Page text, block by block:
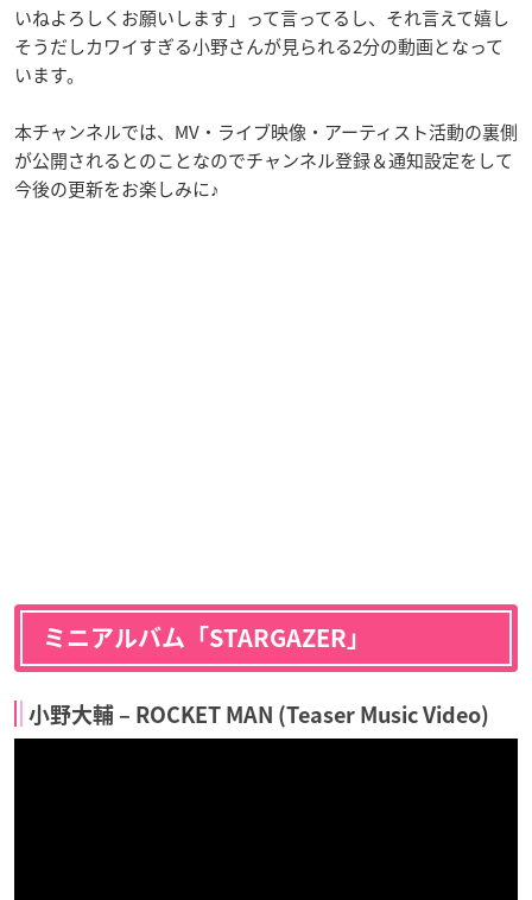
いねよろしくお願いします」って言ってるし、それ言えて嬉し
そうだしカワイすぎる小野さんが見られる2分の動画となって
います。
本チャンネルでは、MV・ライブ映像・アーティスト活動の裏側
が公開されるとのことなのでチャンネル登録＆通知設定をして
今後の更新をお楽しみに♪
ミニアルバム「STARGAZER」
小野大輔 – ROCKET MAN (Teaser Music Video)